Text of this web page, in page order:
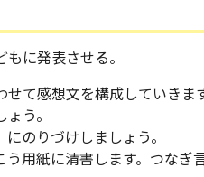
に発表させる。
せて感想文を構成していき
う。
のりづけしましょう。
用紙に清書します。つなぎ